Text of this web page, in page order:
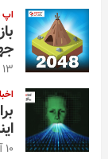
اپ
13 آوریل 2024
10 آوریل 2024